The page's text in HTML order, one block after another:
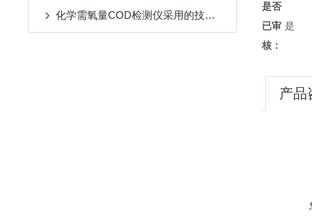
化学需氧量COD检测仪采用的技术优点详细介绍
是否
已审
核：
是
产品